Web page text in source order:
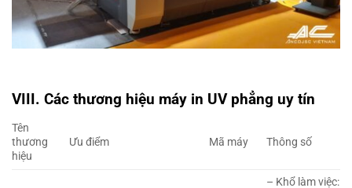
VIII. Các thương hiệu máy in UV phẳng uy tín
Tên
thương
hiệu
Ưu điểm Mã máy Thông số
– Khổ làm việc: